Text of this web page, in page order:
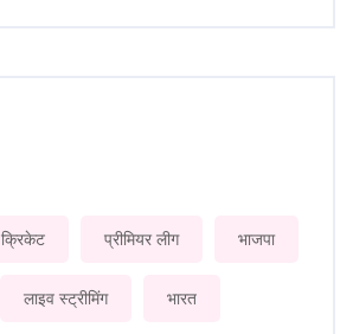
क्रिकेट प्रीमियर लीग भाजपा
लाइव स्ट्रीमिंग भारत